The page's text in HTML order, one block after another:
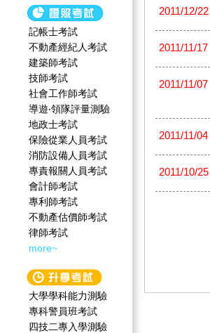
記帳士考試
不動產經紀人考試
建築師考試
技師考試
社會工作師‍考試
導遊‧領隊評量測驗
地政士考試
保險從業人員考試
消防設備人員考試
專責報關人員考試
會計師考試
專利師考試
不動產估價師考試
律師考試
more~
大學學科能力測驗
專科警員班考試
四技二專入學測驗
2011/12/22
2011/11/17
2011/11/07
2011/11/04
2011/10/25